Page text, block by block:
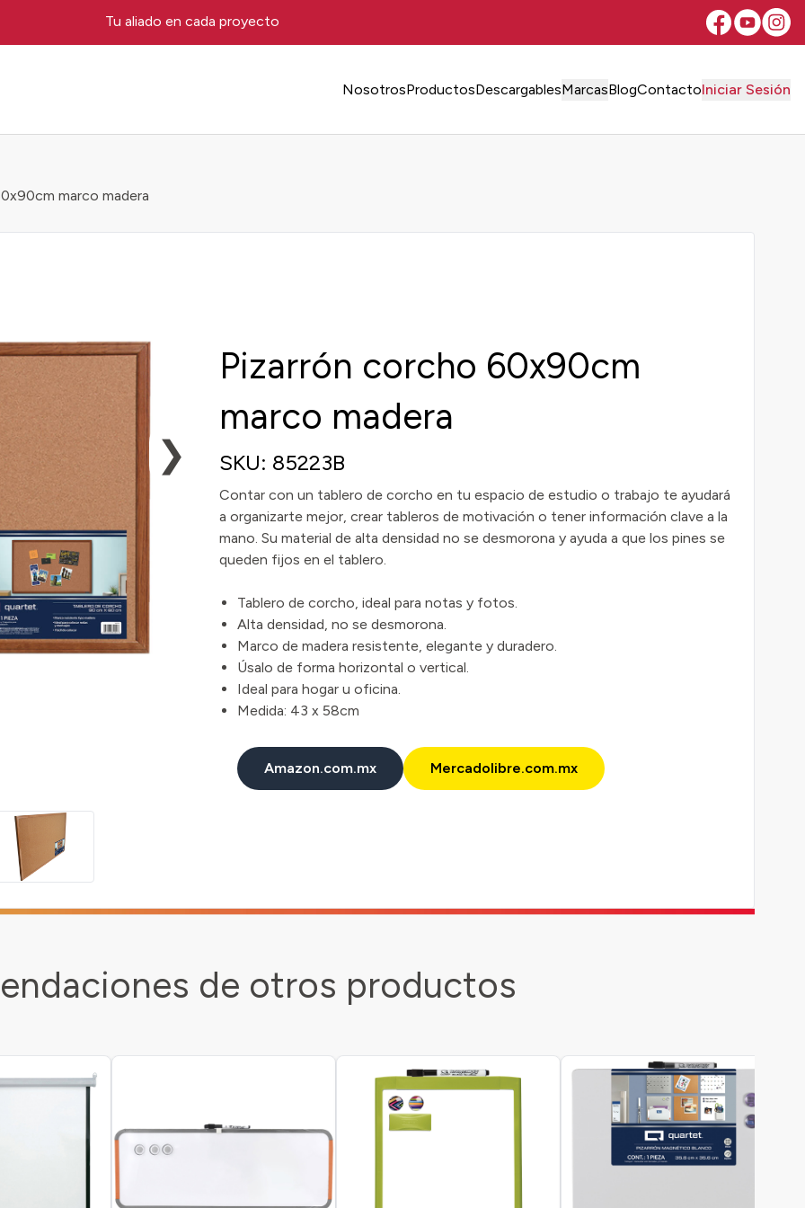
Tu aliado en cada proyecto
NosotrosProductosDescargablesMarcasBlogContactoIniciar Sesión
marco madera
❯
Pizarrón corcho 60x90cm
marco madera
SKU: 85223B
Contar con un tablero de corcho en tu espacio de estudio o trabajo te ayudará
a organizarte mejor, crear tableros de motivación o tener información clave a la
mano. Su material de alta densidad no se desmorona y ayuda a que los pines se
queden fijos en el tablero.
Tablero de corcho, ideal para notas y fotos.
Alta densidad, no se desmorona.
Marco de madera resistente, elegante y duradero.
Úsalo de forma horizontal o vertical.
Ideal para hogar u oficina.
Medida: 43 x 58cm
Amazon.com.mx Mercadolibre.com.mx
de otros productos